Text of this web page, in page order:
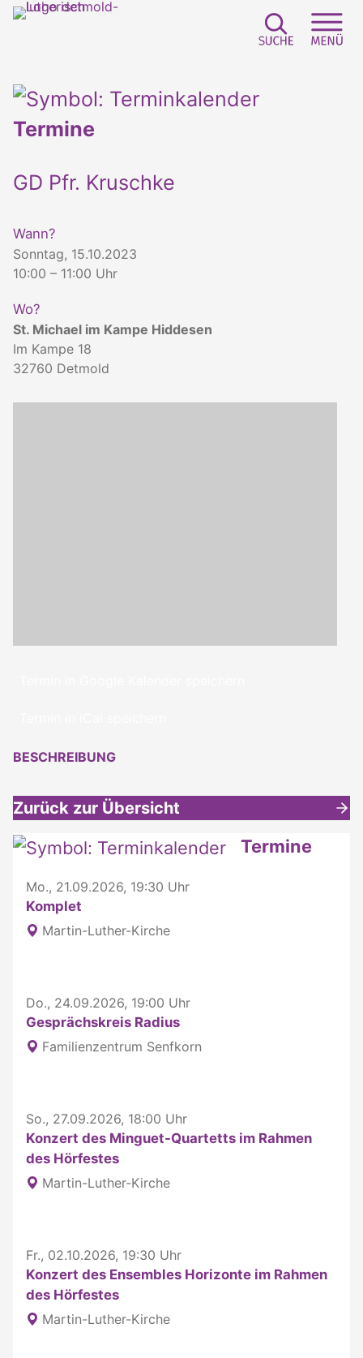
Termine
GD Pfr. Kruschke
Wann?
Sonntag, 15.10.2023
10:00 – 11:00 Uhr
Wo?
St. Michael im Kampe Hiddesen
Im Kampe 18
32760 Detmold
BESCHREIBUNG
Zurück zur Übersicht
Weitere interessante Inhalte Termine
Mo., 21.09.2026, 19:30 Uhr
Komplet
Martin-Luther-Kirche
Do., 24.09.2026, 19:00 Uhr
Gesprächskreis Radius
Familienzentrum Senfkorn
So., 27.09.2026, 18:00 Uhr
Konzert des Minguet-Quartetts im Rahmen
des Hörfestes
Martin-Luther-Kirche
Fr., 02.10.2026, 19:30 Uhr
Konzert des Ensembles Horizonte im Rahmen
des Hörfestes
Martin-Luther-Kirche